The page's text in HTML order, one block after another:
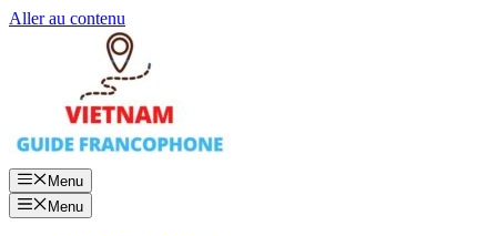
Aller au contenu
Menu
Menu